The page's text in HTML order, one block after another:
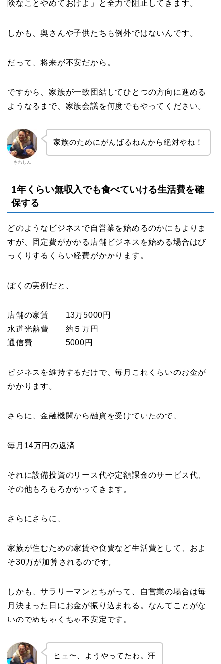
険なことやめておけよ」と全力で阻止してきます。
しかも、奥さんや子供たちも例外ではないんです。
だって、将来が不安だから。
ですから、家族が一致団結してひとつの方向に進める
ようなるまで、家族会議を何度でもやってください。
さわしん
家族のためにがんばるねんから絶対やね！
1年くらい無収入でも食べていける生活費を確
保する
どのようなビジネスで自営業を始めるのかにもよりま
すが、固定費がかかる店舗ビジネスを始める場合はび
っくりするくらい経費がかかります。
ぼくの実例だと、
店舗の家賃 13万5000円
水道光熱費 約５万円
通信費 5000円
ビジネスを維持するだけで、毎月これくらいのお金が
かかります。
さらに、金融機関から融資を受けていたので、
毎月14万円の返済
それに設備投資のリース代や定額課金のサービス代、
その他もろもろかかってきます。
さらにさらに、
家族が住むための家賃や食費など生活費として、およ
そ30万が加算されるのです。
しかも、サラリーマンとちがって、自営業の場合は毎
月決まった日にお金が振り込まれる。なんてことがな
いのでめちゃくちゃ不安定です。
ヒェ〜、ようやってたわ。汗